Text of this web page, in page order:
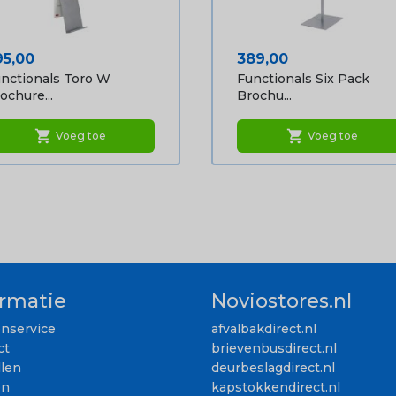
Toro W
shopping_cart Voeg toe
Prijs
389,00
Functionals Six Pack
Brochu...
shopping_cart Voeg toe
Noviostores.nl
afvalbakdirect.nl
brievenbusdirect.nl
deurbeslagdirect.nl
kapstokkendirect.nl